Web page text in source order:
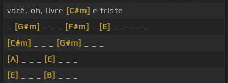
você, oh, livre [C#m] e triste
[G#m] [F#m] [E]
[C#m]
[G#m]
[A]
[E]
[E]
[B]